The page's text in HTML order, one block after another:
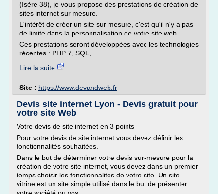
(Isère 38), je vous propose des prestations de création de
sites internet sur mesure.
L'intérêt de créer un site sur mesure, c'est qu'il n'y a pas
de limite dans la personnalisation de votre site web.
Ces prestations seront développées avec les technologies
récentes : PHP 7, SQL,...
Lire la suite
Site : https://www.devandweb.fr
Devis site internet Lyon - Devis gratuit pour
votre site Web
Votre devis de site internet en 3 points
Pour votre devis de site internet vous devez définir les
fonctionnalités souhaitées.
Dans le but de déterminer votre devis sur-mesure pour la
création de votre site internet, vous devez dans un premier
temps choisir les fonctionnalités de votre site. Un site
vitrine est un site simple utilisé dans le but de présenter